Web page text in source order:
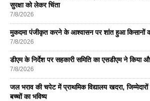
सुरक्षा को लेकर चिंता
7/8/2026
मुकदमा पंजीकृत करने के आश्वासन पर शांत हुआ किसानों
7/8/2026
डीएम के निर्देश पर सहकारी समिति का एसडीएम ने किया
7/8/2026
जल भराव की चपेट में प्राथमिक विद्यालय खदरा, जिम्मेदारों
बच्चों का भविष्य